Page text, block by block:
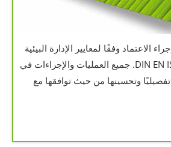
2001 تم إجراء الاعتماد وفقًا لمعايير الإدارة البيئية
الدولية DIN EN ISO 14001. جميع العمليات والإجراءات في
وتحسينها من حيث توافقها مع